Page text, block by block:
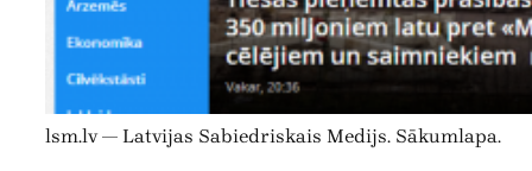
lsm.lv — Latvijas Sabiedriskais Medijs. Sākumlapa.